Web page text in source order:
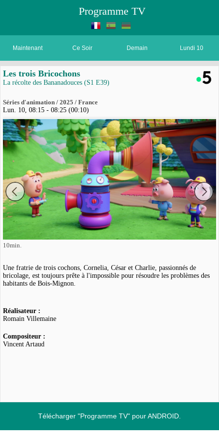
Programme TV
Maintenant Ce Soir Demain Lundi 10
Les trois Bricochons
La récolte des Bananadouces (S1 E39)
Séries d'animation / 2025 / France
Lun. 10, 08:15 - 08:25 (00:10)
10min.
Une fratrie de trois cochons, Cornelia, César et Charlie, passionnés de
bricolage, est toujours prête à l'impossible pour résoudre les problèmes des
habitants de Bois-Mignon.
Réalisateur :
Romain Villemaine
Compositeur :
Vincent Artaud
Télécharger "Programme TV" pour ANDROID.